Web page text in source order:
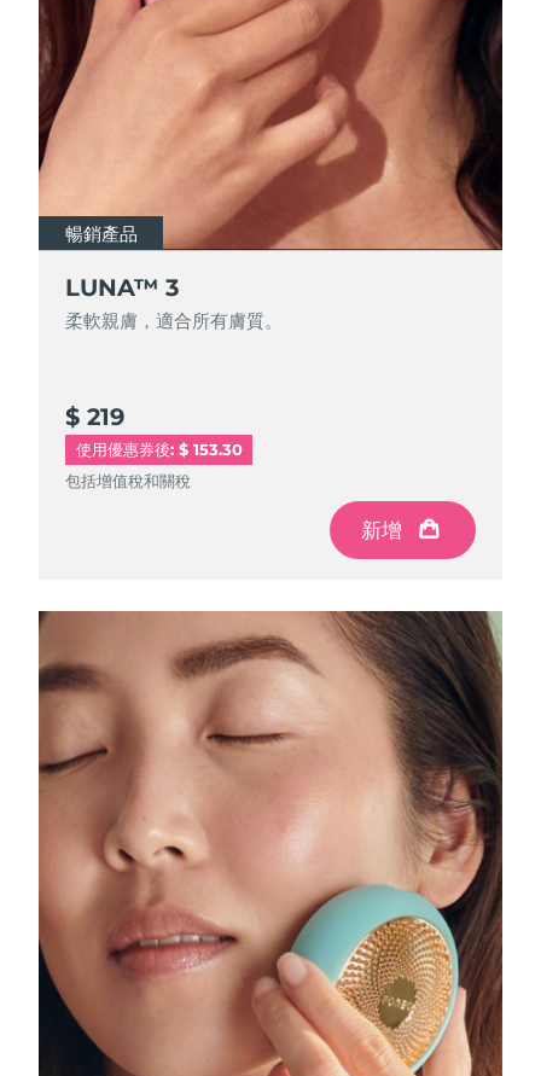
暢銷產品
LUNA™ 3
柔軟親膚，適合所有膚質。
$ 219
使用優惠券後: $ 153.30
包括增值稅和關稅
新增
ESPADA™ 設備
All acne treatment devices
眼部護理設備
All revitalizing eye massagers
KIWI™ 皮肤护理
Advanced pore care essentials
LUNA™ Dual-Peptide Scalp
Serum
For healthy hair
Dual LED + sonic device & 18% PAP gel
issa™ Teeth Whitening Gel
更多的
護膚品 男士
全部購買
FOREO APP
關於我們
愛爾蘭 8/11/26
曼島 預計送達日期 8/13/26
以色列 預計送達日期 8/15/26
義大利 預計送達日期 8/11/26
日本 8/14/26
澤西島
科威特
拉脫維亞
預計送達日期 8/12/26
盧森堡 預計送達日期8/11/26
中國澳門特別行政區 預計送達日期8/13/26
馬來西亞 預計送達日期 8/14/26
預計送達日期8/11/26
墨西哥 預計送達日期8/15/26
摩納哥 預計送達日期8/12/26
荷蘭 預計送達日期8/11/26
紐西蘭 預計送達日期8/11/26